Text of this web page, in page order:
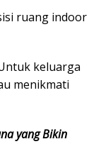
ruang indoor
keluarga
menikmati
yang Bikin